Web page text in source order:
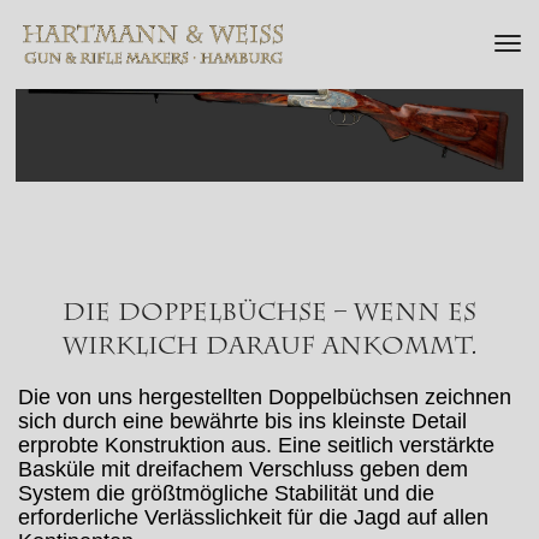
Die Doppelbüchse – wenn es
wirklich darauf ankommt.
Die von uns hergestellten Doppelbüchsen zeichnen
sich durch eine bewährte bis ins kleinste Detail
erprobte Konstruktion aus. Eine seitlich verstärkte
Basküle mit dreifachem Verschluss geben dem
System die größtmögliche Stabilität und die
erforderliche Verlässlichkeit für die Jagd auf allen